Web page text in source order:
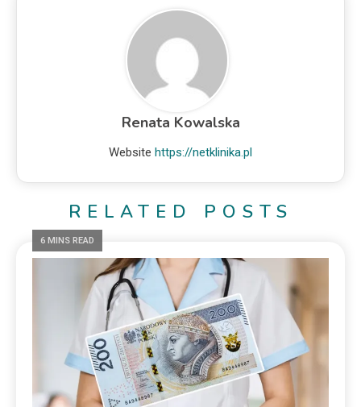
Renata Kowalska
Website https://netklinika.pl
RELATED POSTS
6 MINS READ